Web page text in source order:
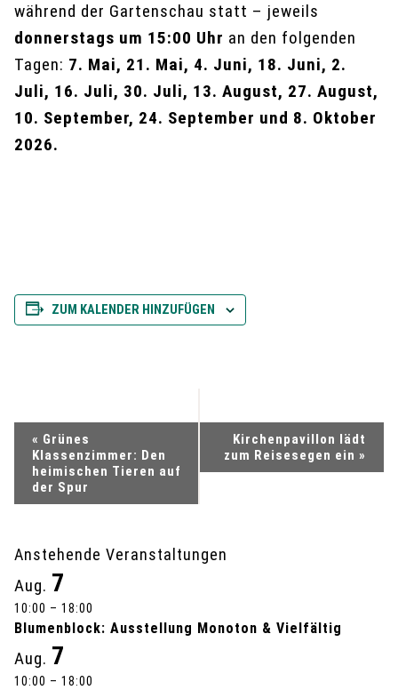
während der Gartenschau statt – jeweils
donnerstags um 15:00 Uhr an den folgenden
Tagen: 7. Mai, 21. Mai, 4. Juni, 18. Juni, 2.
Juli, 16. Juli, 30. Juli, 13. August, 27. August,
10. September, 24. September und 8. Oktober
2026.
ZUM KALENDER HINZUFÜGEN
a
n
s
t
« Grünes
Klassenzimmer: Den
heimischen Tieren auf
der Spur
Kirchenpavillon lädt
zum Reisesegen ein »
Anstehende Veranstaltungen
Aug. 7
10:00 – 18:00
Blumenblock: Ausstellung Monoton & Vielfältig
Aug. 7
10:00 – 18:00